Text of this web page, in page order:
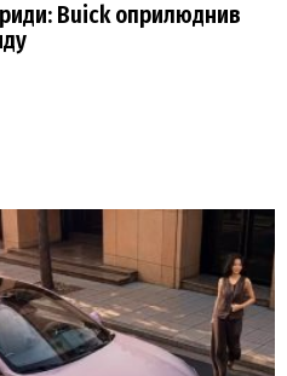
Buick оприлюднив